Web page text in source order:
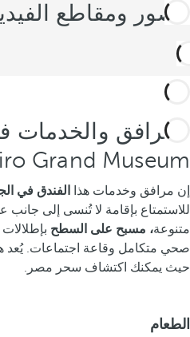
الصور ومقاطع
المرافق والخدمات
Grand Museum
إن مرافق وخدمات هذا الفندق في
للاستمتاع بإقامة لا تُنسى إلى جانب
متنوعة، مسبح على السطح
صحي متكامل وقاعة اجتماعات. يُعد
حيث يمكنك اكتشاف سحر مصر.
الطعام